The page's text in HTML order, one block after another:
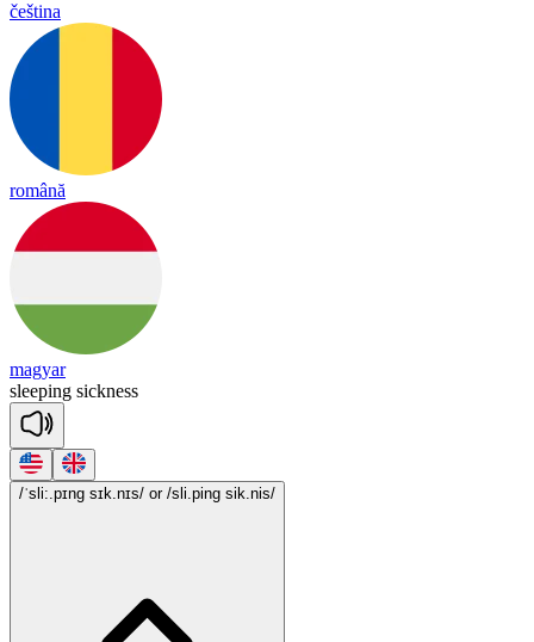
čeština
română
magyar
sleeping sickness
/ˈsli:.pɪng sɪk.nɪs/ or /sli.ping sik.nis/